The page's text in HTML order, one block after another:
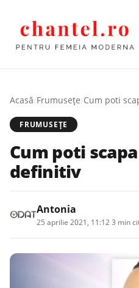
Acasă/Frumusețe/Cum poti
FRUMUSEȚE
Cum poti
definitiv
Antonia
25 aprilie 2021, 11:123 min